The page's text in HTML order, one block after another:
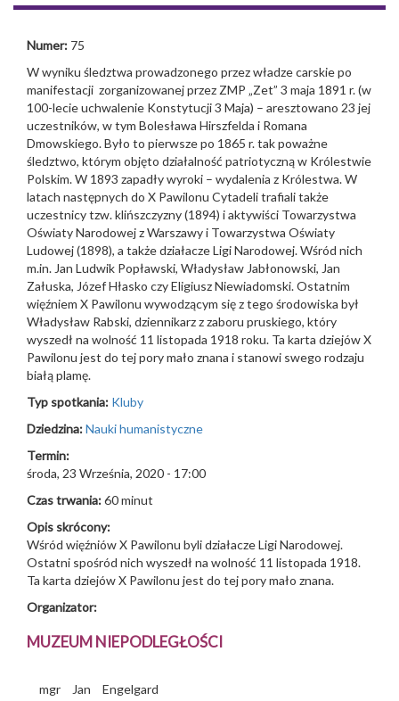
Numer: 75
W wyniku śledztwa prowadzonego przez władze carskie po
manifestacji zorganizowanej przez ZMP „Zet” 3 maja 1891 r. (w
100-lecie uchwalenie Konstytucji 3 Maja) – aresztowano 23 jej
uczestników, w tym Bolesława Hirszfelda i Romana
Dmowskiego. Było to pierwsze po 1865 r. tak poważne
śledztwo, którym objęto działalność patriotyczną w Królestwie
Polskim. W 1893 zapadły wyroki – wydalenia z Królestwa. W
latach następnych do X Pawilonu Cytadeli trafiali także
uczestnicy tzw. klińszczyzny (1894) i aktywiści Towarzystwa
Oświaty Narodowej z Warszawy i Towarzystwa Oświaty
Ludowej (1898), a także działacze Ligi Narodowej. Wśród nich
m.in. Jan Ludwik Popławski, Władysław Jabłonowski, Jan
Załuska, Józef Hłasko czy Eligiusz Niewiadomski. Ostatnim
więźniem X Pawilonu wywodzącym się z tego środowiska był
Władysław Rabski, dziennikarz z zaboru pruskiego, który
wyszedł na wolność 11 listopada 1918 roku. Ta karta dziejów X
Pawilonu jest do tej pory mało znana i stanowi swego rodzaju
białą plamę.
Typ spotkania: Kluby
Dziedzina:Nauki humanistyczne
Termin:
środa, 23 Września, 2020 - 17:00
Czas trwania:60 minut
Opis skrócony:
Wśród więźniów X Pawilonu byli działacze Ligi Narodowej.
Ostatni spośród nich wyszedł na wolność 11 listopada 1918.
Ta karta dziejów X Pawilonu jest do tej pory mało znana.
Organizator:
MUZEUM NIEPODLEGŁOŚCI
mgr Jan Engelgard